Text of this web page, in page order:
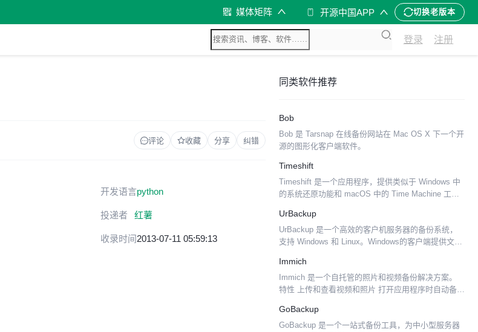
媒体矩阵 开源中国APP 切换老版本
登录 注册
评论 收藏 分享 纠错
开发语言python
投递者 红薯
收录时间2013-07-11 05:59:13
同类软件推荐
Bob
Bob 是 Tarsnap 在线备份网站在 Mac OS X 下一个开
源的图形化客户端软件。
Timeshift
Timeshift 是一个应用程序，提供类似于 Windows 中
的系统还原功能和 macOS 中的 Time Machine 工具
来保护你的...
UrBackup
UrBackup 是一个高效的客户机服务器的备份系统，
支持 Windows 和 Linux。Windows的客户端提供文件
数据传输到基于Windows和L...
Immich
Immich 是一个自托管的照片和视频备份解决方案。
特性 上传和查看视频和照片 打开应用程序时自动备份
支持 RAW（HEIC、HEIF、DNG、A...
GoBackup
GoBackup 是一个一站式备份工具，为中小型服务器